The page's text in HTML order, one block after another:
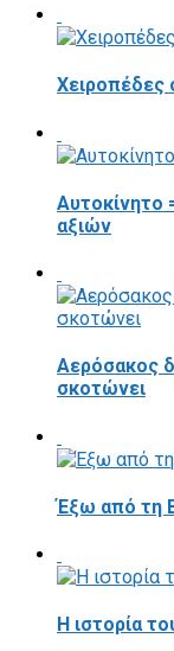
Χειροπέδες
Αυτοκίνητο
αξιών
Αερόσακος
σκοτώνει
Έξω από τη
Η ιστορία